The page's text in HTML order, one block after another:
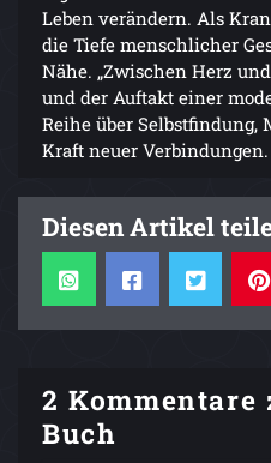
Leben verändern. Als
die Tiefe menschlicher
Nähe. „Zwischen Herz
und der Auftakt einer
Reihe über
Kraft neuer Verbindungen.
Diesen Artikel
2 Kommentare
Buch